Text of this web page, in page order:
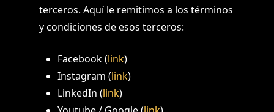
terceros. Aquí le remitimos a los términos
y condiciones de esos terceros:
Facebook (link)
Instagram (link)
LinkedIn (link)